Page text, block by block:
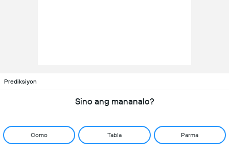
Prediksiyon
Sino ang mananalo?
Como Tabla Parma